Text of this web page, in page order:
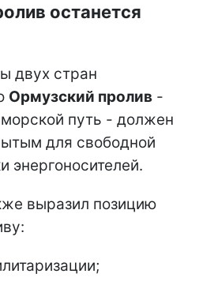
останется
двух стран
Ормузский пролив -
морской путь - должен
для свободной
энергоносителей.
выразил позицию